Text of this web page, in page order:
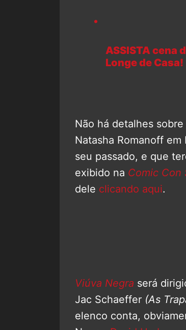
ASSISTA cena
Longe de Casa!
Não há detalhes
Natasha Romanoff
seu passado, e que
exibido na Comic Con
dele clicando aqui.
Viúva Negra será
Jac Schaeffer (As
elenco conta,